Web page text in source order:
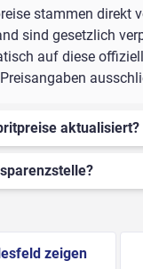
stammen
sind gesetzlich
auf diese
aktualisiert?
zeigen